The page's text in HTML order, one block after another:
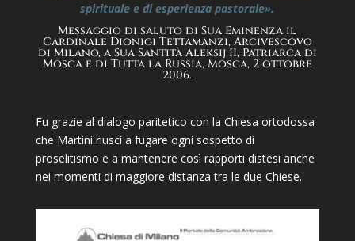
spirituale e di esperienza pastorale».
Messaggio di saluto di Sua Eminenza il
Cardinale Dionigi Tettamanzi, Arcivescovo
di Milano, a Sua Santità Aleksij II, Patriarca di
Mosca e di Tutta la Russia, Mosca, 2 ottobre
2006.
Fu grazie al dialogo paritetico con la Chiesa ortodossa
che Martini riuscì a fugare ogni sospetto di
proselitismo e a mantenere così rapporti distesi anche
nei momenti di maggiore distanza tra le due Chiese.